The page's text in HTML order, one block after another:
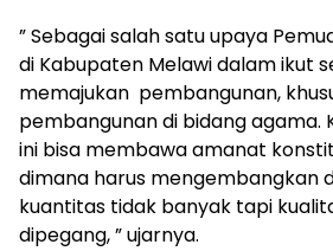
” Sebagai salah satu upaya
di Kabupaten Melawi dalam ikut
memajukan pembangunan,
pembangunan di bidang agama.
ini bisa membawa amanat
dimana harus mengembangkan
kuantitas tidak banyak tapi
dipegang, ” ujarnya.